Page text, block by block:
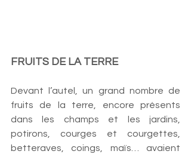
FRUITS DE LA TERRE
Devant l’autel, un grand nombre de
fruits de la terre, encore présents
dans les champs et les jardins,
potirons, courges et courgettes,
betteraves, coings, maïs… avaient